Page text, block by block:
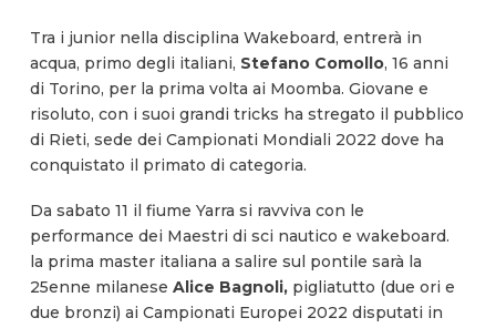
Tra i junior nella disciplina Wakeboard, entrerà in
acqua, primo degli italiani, Stefano Comollo, 16 anni
di Torino, per la prima volta ai Moomba. Giovane e
risoluto, con i suoi grandi tricks ha stregato il pubblico
di Rieti, sede dei Campionati Mondiali 2022 dove ha
conquistato il primato di categoria.
Da sabato 11 il fiume Yarra si ravviva con le
performance dei Maestri di sci nautico e wakeboard.
la prima master italiana a salire sul pontile sarà la
25enne milanese Alice Bagnoli,pigliatutto (due ori e
due bronzi) ai Campionati Europei 2022 disputati in